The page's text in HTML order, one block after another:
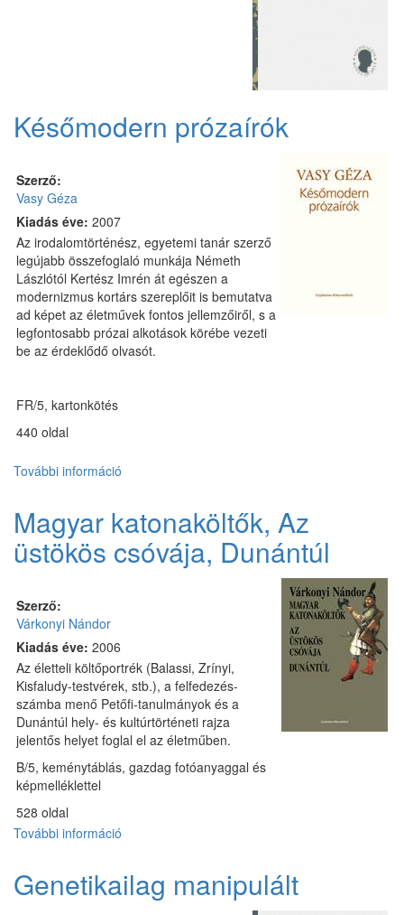
Későmodern prózaírók
Szerző:
Vasy Géza
Kiadás éve: 2007
Az irodalomtörténész, egyetemi tanár szerző
legújabb összefoglaló munkája Németh
Lászlótól Kertész Imrén át egészen a
modernizmus kortárs szereplőit is bemutatva
ad képet az életművek fontos jellemzőiről, s a
legfontosabb prózai alkotások körébe vezeti
be az érdeklődő olvasót.
FR/5, kartonkötés
440 oldal
További információ
kapcsolatosan
Magyar katonaköltők, Az
üstökös csóvája, Dunántúl
Szerző:
Várkonyi Nándor
Kiadás éve: 2006
Az életteli költőportrék (Balassi, Zrínyi,
Kisfaludy-testvérek, stb.), a felfedezés-
számba menő Petőfi-tanulmányok és a
Dunántúl hely- és kultúrtörténeti rajza
jelentős helyet foglal el az életműben.
B/5, keménytáblás, gazdag fotóanyaggal és
képmelléklettel
528 oldal
További információ
üstökös
csóvája,
Genetikailag manipulált